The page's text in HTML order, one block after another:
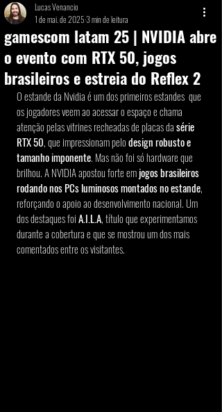
gamescom latam 25 | NVIDIA abre
o evento com RTX 50, jogos
brasileiros e estreia do Reflex 2
Lucas Venancio
1 de mai. de 20253 min de leitura
O estande da Nvidia é um dos primeiros estandes  que
os jogadores veem ao acessar o espaço e chama
atenção pelas vitrines recheadas de placas da série
RTX 50, que impressionam pelo design robusto e
tamanho imponente. Mas não foi só hardware que
brilhou. A NVIDIA apostou forte em jogos brasileiros
rodando nos PCs luminosos montados no estande,
reforçando o apoio ao desenvolvimento nacional. Um
dos destaques foi A.I.L.A, título que experimentamos
durante a cobertura e que se mostrou um dos mais
comentados entre os visitantes.